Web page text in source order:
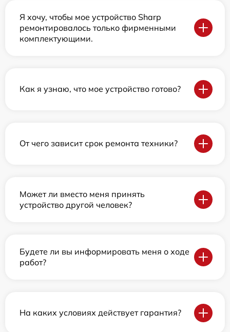
Я хочу, чтобы мое устройство Sharp
ремонтировалось только фирменными
комплектующими.
Как я узнаю, что мое устройство готово?
От чего зависит срок ремонта техники?
Может ли вместо меня принять
устройство другой человек?
Будете ли вы информировать меня о ходе
работ?
На каких условиях действует гарантия?